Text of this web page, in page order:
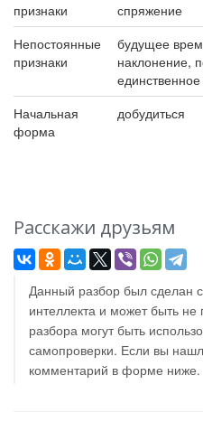
признаки
спряжение
Непостоянные
признаки
будущее
наклонение,
Начальная
форма
добудиться
Расскажи друзьям
Данный разбор был сделан
интеллекта и может быть
разбора могут быть
самопроверки. Если вы
комментарий в форме ниже.